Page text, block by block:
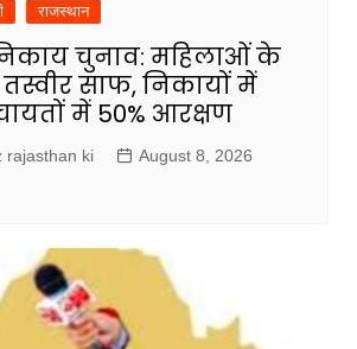
राजस्थान
चुनाव: महिलाओं के
साफ, निकायों में
में 50% आरक्षण
rajasthan ki
August 8, 2026